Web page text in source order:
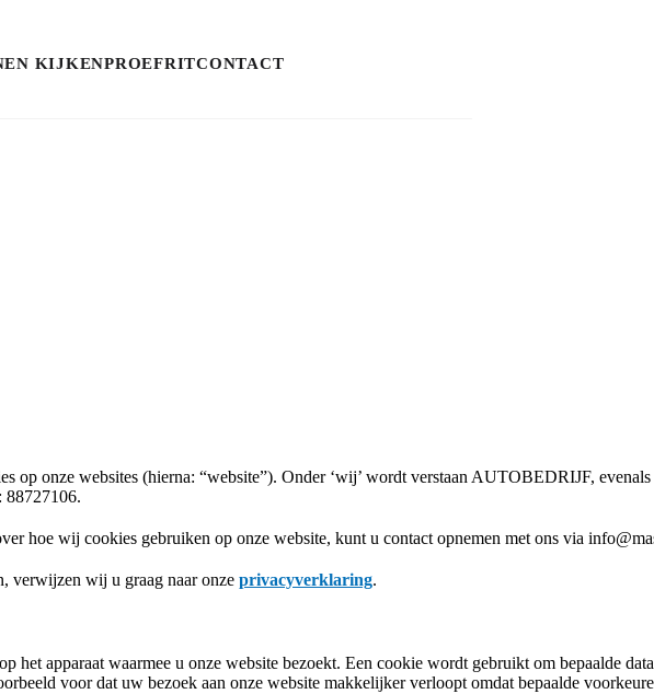
KIJKENPROEFRITCONTACT
onze websites (hierna: “website”). Onder ‘wij’ wordt verstaan AUTOBEDRIJF, evenals
88727106.
hoe wij cookies gebruiken op onze website, kunt u contact opnemen met ons via
verwijzen wij u graag naar onze privacyverklaring.
het apparaat waarmee u onze website bezoekt. Een cookie wordt gebruikt om bepaalde
voor dat uw bezoek aan onze website makkelijker verloopt omdat bepaalde